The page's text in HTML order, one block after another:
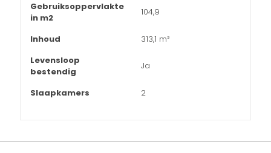
Gebruiksoppervlakte
in m2
104,9
Inhoud
313,1 m³
Levensloop
bestendig
Ja
Slaapkamers 2